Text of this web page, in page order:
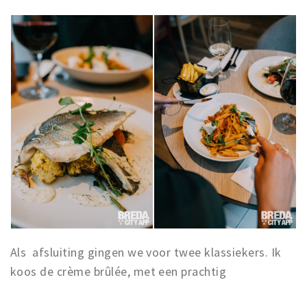
Als afsluiting gingen we voor twee klassiekers. Ik
koos de crème brûlée, met een prachtig